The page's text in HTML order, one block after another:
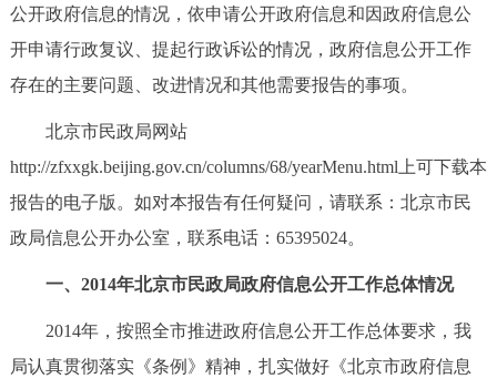
政务服务
便民服务
中介服务 阳光政务
参与调查 在线访谈 图说互动
公开政府信息的情况，依申请公开政府信息和因政府信息公
开申请行政复议、提起行政诉讼的情况，政府信息公开工作
存在的主要问题、改进情况和其他需要报告的事项。
北京市民政局网站
http://zfxxgk.beijing.gov.cn/columns/68/yearMenu.html上可下载本
报告的电子版。如对本报告有任何疑问，请联系：北京市民
政局信息公开办公室，联系电话：65395024。
一、2014年北京市民政局政府信息公开工作总体情况
2014年，按照全市推进政府信息公开工作总体要求，我
局认真贯彻落实《条例》精神，扎实做好《北京市政府信息